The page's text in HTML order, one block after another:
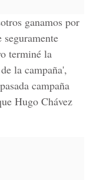
ganamos por
terminé la
la campaña',
campaña
Hugo Chávez